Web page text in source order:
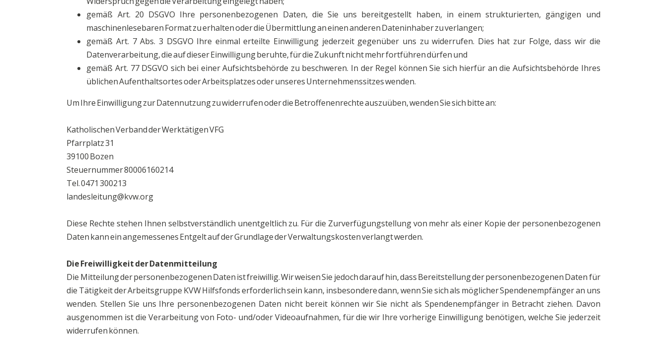
gemäß Art. 20 DSGVO Ihre personenbezogenen Daten, die Sie uns bereitgestellt haben, in einem strukturierten, gängigen und
maschinenlesebaren Format zu erhalten oder die Übermittlung an einen anderen Dateninhaber zu verlangen;
gemäß Art. 7 Abs. 3 DSGVO Ihre einmal erteilte Einwilligung jederzeit gegenüber uns zu widerrufen. Dies hat zur Folge, dass wir die
Datenverarbeitung, die auf dieser Einwilligung beruhte, für die Zukunft nicht mehr fortführen dürfen und
gemäß Art. 77 DSGVO sich bei einer Aufsichtsbehörde zu beschweren. In der Regel können Sie sich hierfür an die Aufsichtsbehörde Ihres
üblichen Aufenthaltsortes oder Arbeitsplatzes oder unseres Unternehmenssitzes wenden.
Um Ihre Einwilligung zur Datennutzung zu widerrufen oder die Betroffenenrechte auszuüben, wenden Sie sich bitte an:
Katholischen Verband der Werktätigen VFG
Pfarrplatz 31
39100 Bozen
Steuernummer 80006160214
Tel. 0471 300213
landesleitung@kvw.org
Diese Rechte stehen Ihnen selbstverständlich unentgeltlich zu. Für die Zurverfügungstellung von mehr als einer Kopie der personenbezogenen
Daten kann ein angemessenes Entgelt auf der Grundlage der Verwaltungskosten verlangt werden.
Die Freiwilligkeit der Datenmitteilung
Die Mitteilung der personenbezogenen Daten ist freiwillig. Wir weisen Sie jedoch darauf hin, dass Bereitstellung der personenbezogenen Daten für
die Tätigkeit der Arbeitsgruppe KVW Hilfsfonds erforderlich sein kann, insbesondere dann, wenn Sie sich als möglicher Spendenempfänger an uns
wenden. Stellen Sie uns Ihre personenbezogenen Daten nicht bereit können wir Sie nicht als Spendenempfänger in Betracht ziehen. Davon
ausgenommen ist die Verarbeitung von Foto- und/oder Videoaufnahmen, für die wir Ihre vorherige Einwilligung benötigen, welche Sie jederzeit
widerrufen können.